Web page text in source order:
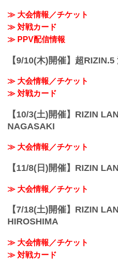
≫ 大会情報／チケット
≫ 対戦カード
≫ PPV配信情報
【9/10(木)開催】超
≫ 大会情報／チケット
≫ 対戦カード
【10/3(土)開催】RIZIN
NAGASAKI
≫ 大会情報／チケット
【11/8(日)開催】RIZIN
≫ 大会情報／チケット
【7/18(土)開催】RIZIN
HIROSHIMA
≫ 大会情報／チケット
≫ 対戦カード